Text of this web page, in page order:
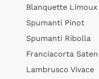
Blanquette Limoux
Spumanti Pinot
Spumanti Ribolla
Franciacorta Saten
Lambrusco Vivace